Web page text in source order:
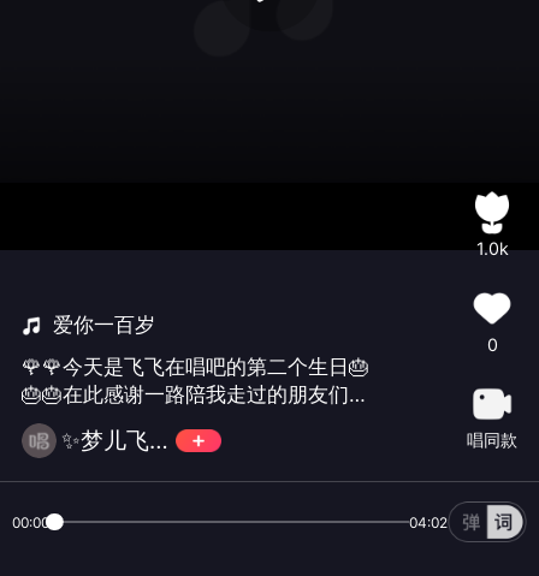
爱你一百岁
🌹🌹今天是飞飞在唱吧的第二个生日🎂
🎂🎂在此感谢一路陪我走过的朋友们，
谢谢你们的祝福支持与鼓励，这首《爱
你一百岁》送给在乎我的你们，祝愿好
朋友们开心快乐每一天！爱你们😘😘😘
✨梦儿飞飞✨
1.0k
0
唱同款
00:00 04:02